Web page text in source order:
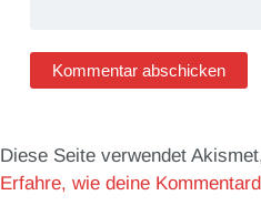
Diese Seite verwendet
Erfahre, wie deine